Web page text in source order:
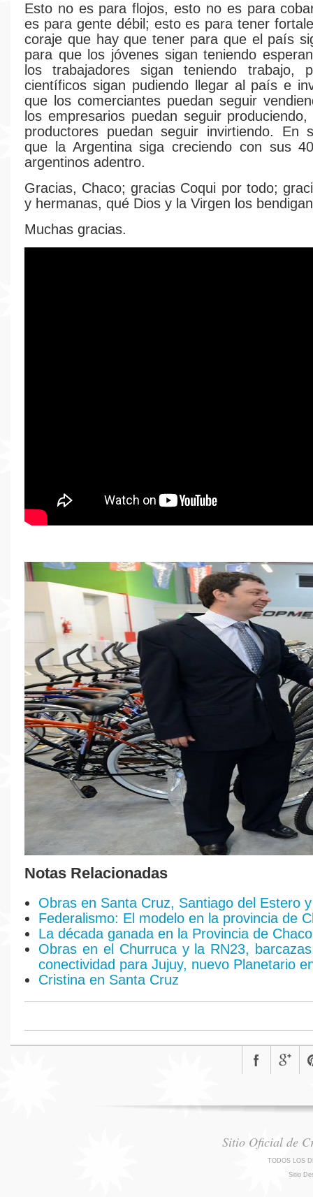
Esto no es para flojos, esto no es para
es para gente débil; esto es para tener
coraje que hay que tener para que el país
para que los jóvenes sigan teniendo
los trabajadores sigan teniendo trabajo,
científicos sigan pudiendo llegar al país e
que los comerciantes puedan seguir
los empresarios puedan seguir
productores puedan seguir invirtiendo. En
que la Argentina siga creciendo con sus
argentinos adentro.
Gracias, Chaco; gracias Coqui por todo;
y hermanas, qué Dios y la Virgen los
Muchas gracias.
Notas Relacionadas
Obras en Santa Cruz, Santiago del Estero
Federalismo: El modelo en la provincia de
La década ganada en la Provincia de Chaco
Obras en el Churruca y la RN23,
conectividad para Jujuy, nuevo Planetario
Cristina en Santa Cruz
Sitio Oficial de
TODOS LOS
Sitio